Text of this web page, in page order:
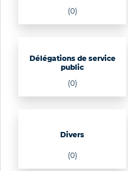
(0)
Délégations de service
public
(0)
Divers
(0)